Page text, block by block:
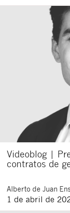
Videoblog |
contratos de
Alberto de Juan
1 de abril de